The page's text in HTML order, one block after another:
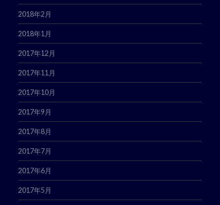
2018年2月
2018年1月
2017年12月
2017年11月
2017年10月
2017年9月
2017年8月
2017年7月
2017年6月
2017年5月